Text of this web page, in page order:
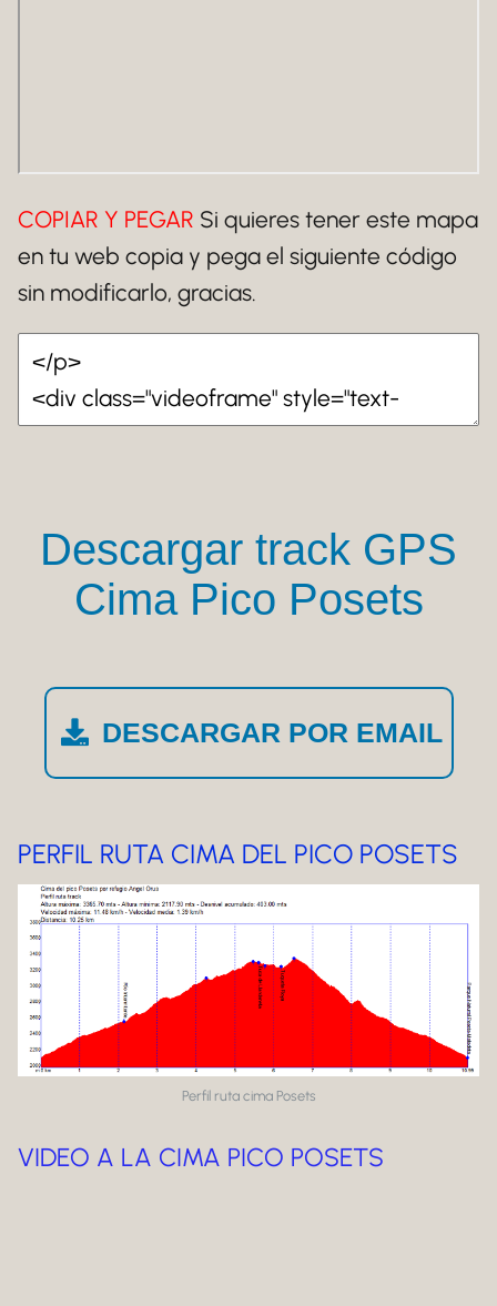
COPIAR Y PEGAR Si quieres tener este mapa
en tu web copia y pega el siguiente código
sin modificarlo, gracias.
Descargar track GPS
Cima Pico Posets
DESCARGAR POR EMAIL
PERFIL RUTA CIMA DEL PICO POSETS
Perfil ruta cima Posets
VIDEO A LA CIMA PICO POSETS